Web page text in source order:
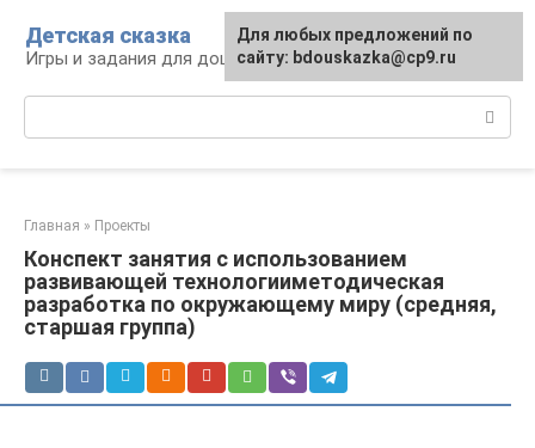
контенту
Детская сказка
Игры и задания для дошкольников
Главная » Проекты
Конспект занятия с использованием
развивающей технологииметодическая
разработка по окружающему миру (средняя,
старшая группа)
Для любых предложений по
сайту: bdouskazka@cp9.ru